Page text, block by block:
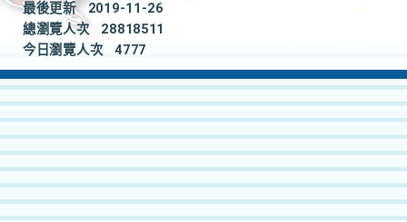
最後更新
2019-11-26
總瀏覽人次
28818511
今日瀏覽人次
4777